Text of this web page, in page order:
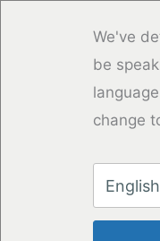
We've
be
change
English